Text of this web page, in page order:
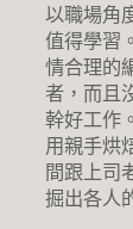
以職場角
值得學習
情合理的
者，而且
幹好工作
用親手烘
間跟上司
掘出各人